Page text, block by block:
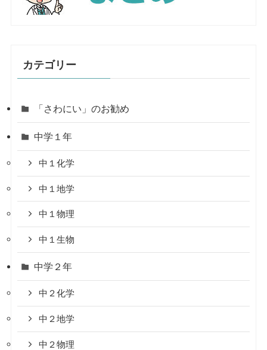
カテゴリー
「さわにい」のお勧め
中学１年
中１化学
中１地学
中１物理
中１生物
中学２年
中２化学
中２地学
中２物理